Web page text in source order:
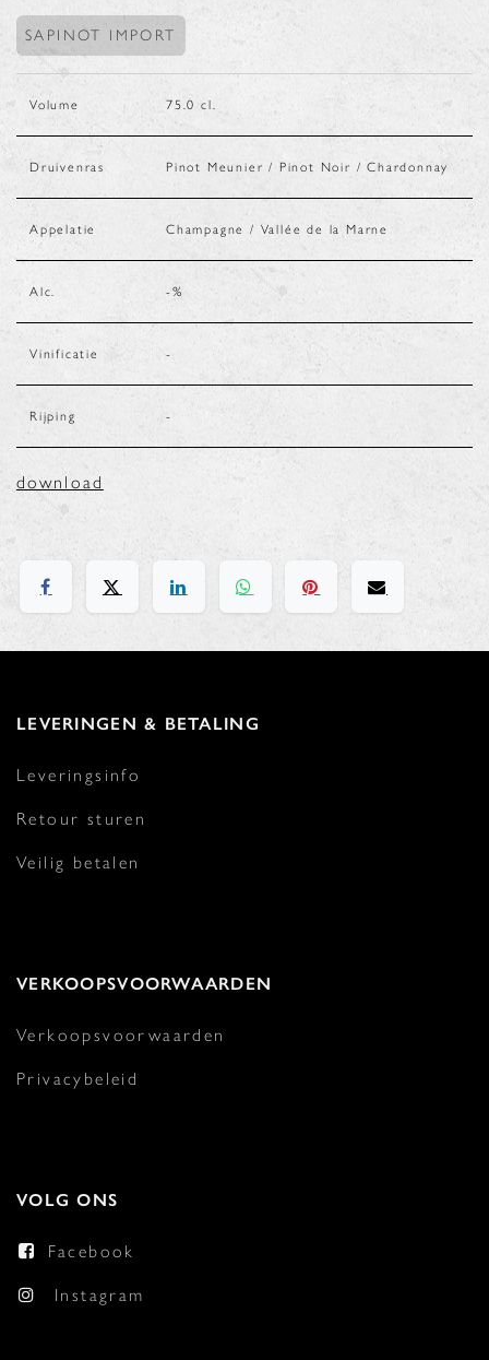
SAPINOT IMPORT
Volume 75.0 cl.
Druivenras Pinot Meunier / Pinot Noir / Chardonnay
Appelatie Champagne / Vallée de la Marne
Alc. -%
Vinificatie -
Rijping -
download
LEVERINGEN & BETALING
Leveringsinfo
Retour sturen
Veilig betalen
VERKOOPSVOORWAARDEN
Verkoopsvoorwaarden
Privacybeleid
VOLG ONS
Facebook
Instagram